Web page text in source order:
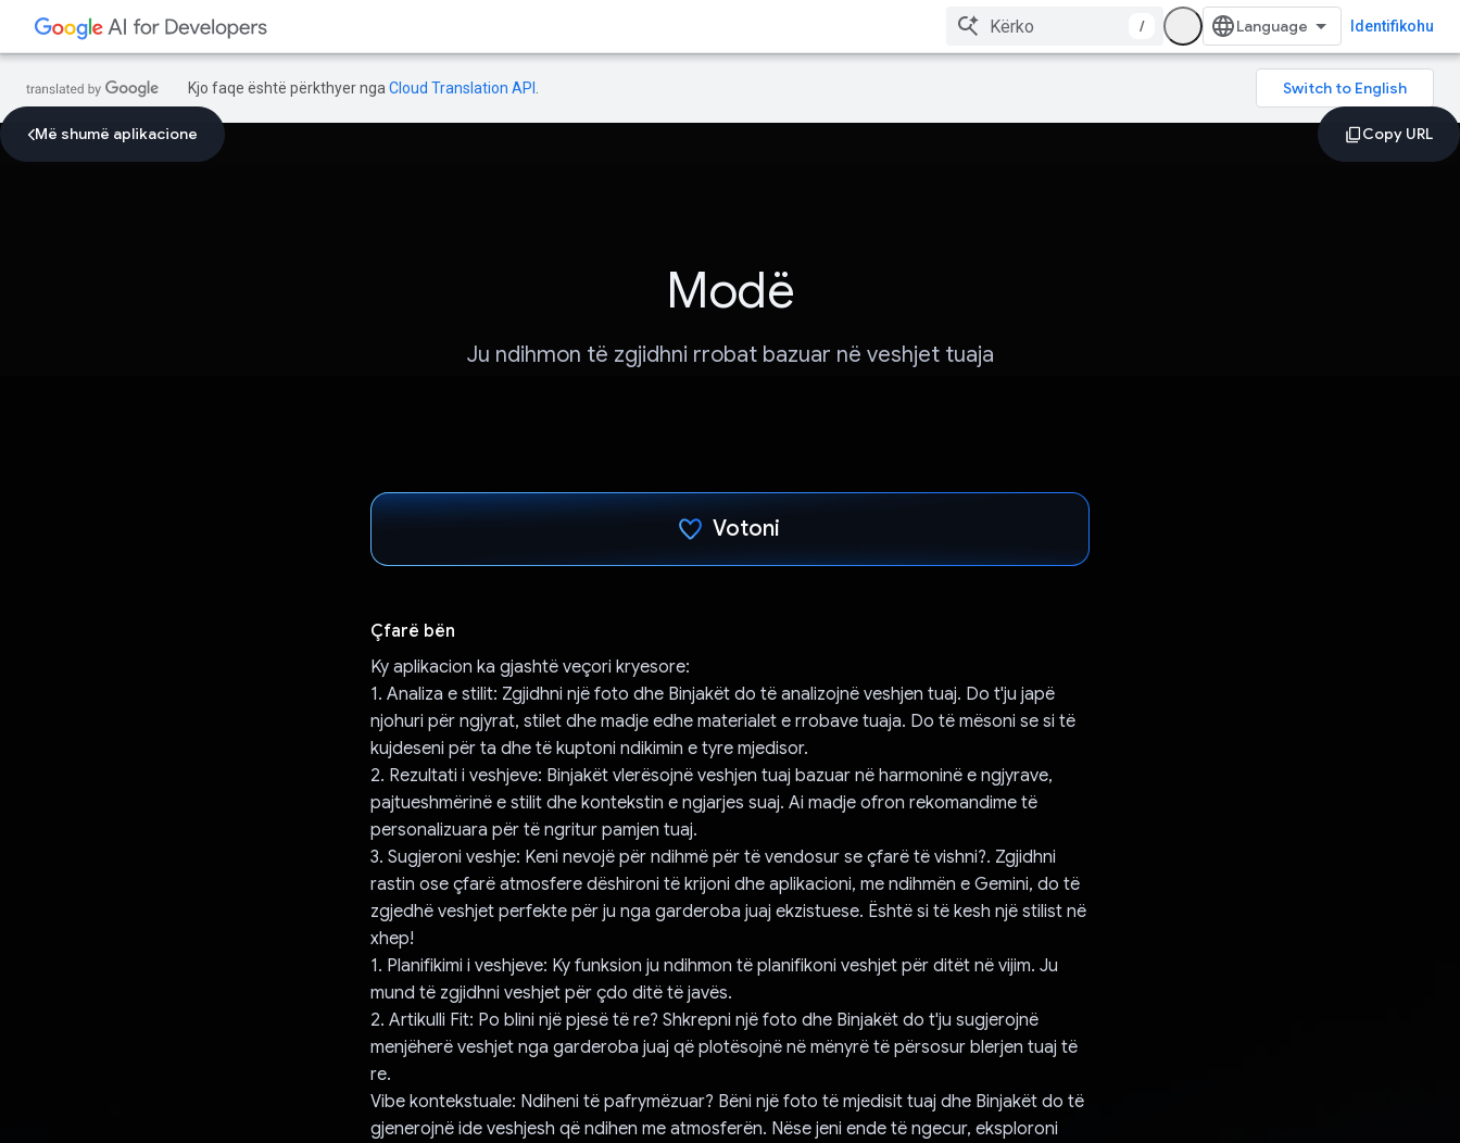
/ Identifikohu
Kjo faqe është përkthyer nga Cloud Translation API
Më shumë aplikacione
Modë
Ju ndihmon të zgjidhni rrobat bazuar në veshjet tuaja
Votoni
Çfarë bën
Ky aplikacion ka gjashtë veçori kryesore:
1. Analiza e stilit: Zgjidhni një foto dhe Binjakët do të analizojnë veshjen tuaj. Do t'ju japë
njohuri për ngjyrat, stilet dhe madje edhe materialet e rrobave tuaja. Do të mësoni se si të
kujdeseni për ta dhe të kuptoni ndikimin e tyre mjedisor.
2. Rezultati i veshjeve: Binjakët vlerësojnë veshjen tuaj bazuar në harmoninë e ngjyrave,
pajtueshmërinë e stilit dhe kontekstin e ngjarjes suaj. Ai madje ofron rekomandime të
personalizuara për të ngritur pamjen tuaj.
3. Sugjeroni veshje: Keni nevojë për ndihmë për të vendosur se çfarë të vishni?. Zgjidhni
rastin ose çfarë atmosfere dëshironi të krijoni dhe aplikacioni, me ndihmën e Gemini, do të
zgjedhë veshjet perfekte për ju nga garderoba juaj ekzistuese. Është si të kesh një stilist në
xhep!
1. Planifikimi i veshjeve: Ky funksion ju ndihmon të planifikoni veshjet për ditët në vijim. Ju
mund të zgjidhni veshjet për çdo ditë të javës.
2. Artikulli Fit: Po blini një pjesë të re? Shkrepni një foto dhe Binjakët do t'ju sugjerojnë
menjëherë veshjet nga garderoba juaj që plotësojnë në mënyrë të përsosur blerjen tuaj të
re.
Vibe kontekstuale: Ndiheni të pafrymëzuar? Bëni një foto të mjedisit tuaj dhe Binjakët do të
gjenerojnë ide veshjesh që ndihen me atmosferën. Nëse jeni ende të ngecur, eksploroni